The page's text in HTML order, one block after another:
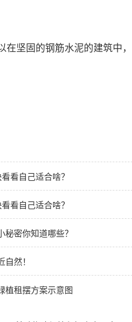
在坚固的钢筋水泥的建筑中
看自己适合啥？
看自己适合啥？
密你知道哪些？
然！
植租摆方案示意图